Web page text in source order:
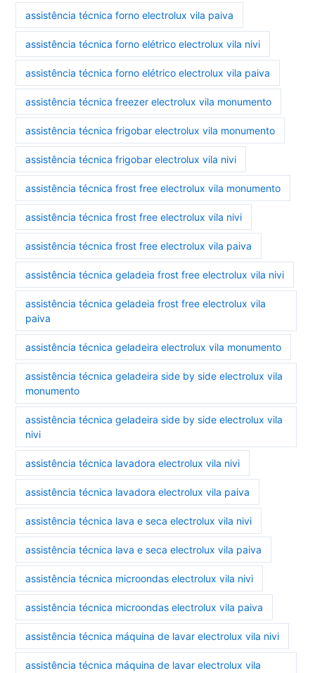
assistência técnica forno electrolux vila paiva
assistência técnica forno elétrico electrolux vila nivi
assistência técnica forno elétrico electrolux vila paiva
assistência técnica freezer electrolux vila monumento
assistência técnica frigobar electrolux vila monumento
assistência técnica frigobar electrolux vila nivi
assistência técnica frost free electrolux vila monumento
assistência técnica frost free electrolux vila nivi
assistência técnica frost free electrolux vila paiva
assistência técnica geladeia frost free electrolux vila nivi
assistência técnica geladeia frost free electrolux vila
paiva
assistência técnica geladeira electrolux vila monumento
assistência técnica geladeira side by side electrolux vila
monumento
assistência técnica geladeira side by side electrolux vila
nivi
assistência técnica lavadora electrolux vila nivi
assistência técnica lavadora electrolux vila paiva
assistência técnica lava e seca electrolux vila nivi
assistência técnica lava e seca electrolux vila paiva
assistência técnica microondas electrolux vila nivi
assistência técnica microondas electrolux vila paiva
assistência técnica máquina de lavar electrolux vila nivi
assistência técnica máquina de lavar electrolux vila